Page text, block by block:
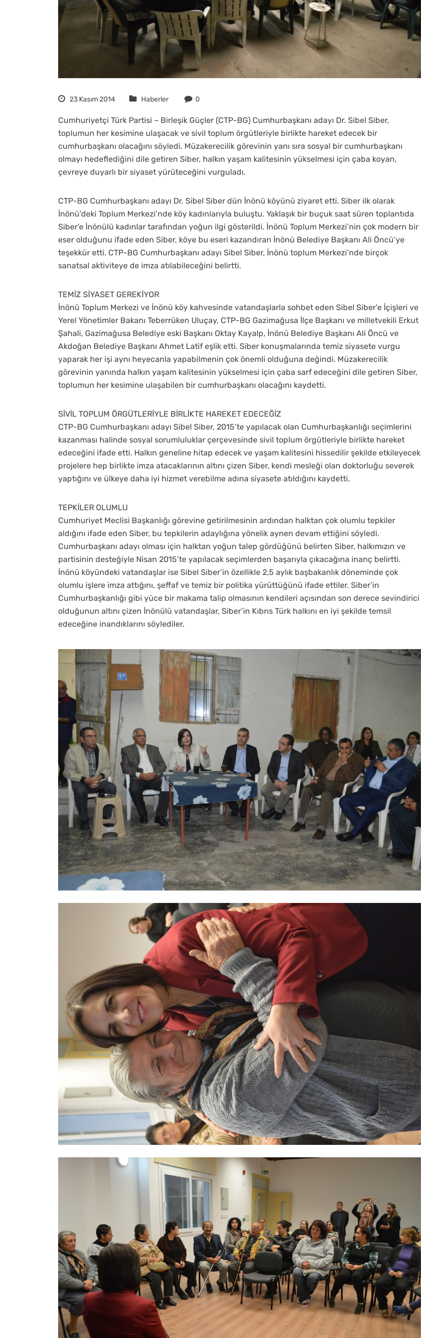
23 Kasım 2014 Haberler 0
Cumhuriyetçi Türk Partisi – Birleşik Güçler (CTP-BG) Cumhurbaşkanı adayı Dr. Sibel Siber,
toplumun her kesimine ulaşacak ve sivil toplum örgütleriyle birlikte hareket edecek bir
cumhurbaşkanı olacağını söyledi. Müzakerecilik görevinin yanı sıra sosyal bir cumhurbaşkanı
olmayı hedeflediğini dile getiren Siber, halkın yaşam kalitesinin yükselmesi için çaba koyan,
çevreye duyarlı bir siyaset yürüteceğini vurguladı.
CTP-BG Cumhurbaşkanı adayı Dr. Sibel Siber dün İnönü köyünü ziyaret etti. Siber ilk olarak
İnönü’deki Toplum Merkezi’nde köy kadınlarıyla buluştu. Yaklaşık bir buçuk saat süren toplantıda
Siber’e İnönülü kadınlar tarafından yoğun ilgi gösterildi. İnönü Toplum Merkezi’nin çok modern bir
eser olduğunu ifade eden Siber, köye bu eseri kazandıran İnönü Belediye Başkanı Ali Öncü’ye
teşekkür etti. CTP-BG Cumhurbaşkanı adayı Sibel Siber, İnönü toplum Merkezi’nde birçok
sanatsal aktiviteye de imza atılabileceğini belirtti.
TEMİZ SİYASET GEREKİYOR
İnönü Toplum Merkezi ve İnönü köy kahvesinde vatandaşlarla sohbet eden Sibel Siber’e İçişleri ve
Yerel Yönetimler Bakanı Teberrüken Uluçay, CTP-BG Gazimağusa İlçe Başkanı ve milletvekili Erkut
Şahali, Gazimağusa Belediye eski Başkanı Oktay Kayalp, İnönü Belediye Başkanı Ali Öncü ve
Akdoğan Belediye Başkanı Ahmet Latif eşlik etti. Siber konuşmalarında temiz siyasete vurgu
yaparak her işi aynı heyecanla yapabilmenin çok önemli olduğuna değindi. Müzakerecilik
görevinin yanında halkın yaşam kalitesinin yükselmesi için çaba sarf edeceğini dile getiren Siber,
toplumun her kesimine ulaşabilen bir cumhurbaşkanı olacağını kaydetti.
SİVİL TOPLUM ÖRGÜTLERİYLE BİRLİKTE HAREKET EDECEĞİZ
CTP-BG Cumhurbaşkanı adayı Sibel Siber, 2015’te yapılacak olan Cumhurbaşkanlığı seçimlerini
kazanması halinde sosyal sorumluluklar çerçevesinde sivil toplum örgütleriyle birlikte hareket
edeceğini ifade etti. Halkın geneline hitap edecek ve yaşam kalitesini hissedilir şekilde etkileyecek
projelere hep birlikte imza atacaklarının altını çizen Siber, kendi mesleği olan doktorluğu severek
yaptığını ve ülkeye daha iyi hizmet verebilme adına siyasete atıldığını kaydetti.
TEPKİLER OLUMLU
Cumhuriyet Meclisi Başkanlığı görevine getirilmesinin ardından halktan çok olumlu tepkiler
aldığını ifade eden Siber, bu tepkilerin adaylığına yönelik aynen devam ettiğini söyledi.
Cumhurbaşkanı adayı olması için halktan yoğun talep gördüğünü belirten Siber, halkımızın ve
partisinin desteğiyle Nisan 2015’te yapılacak seçimlerden başarıyla çıkacağına inanç belirtti.
İnönü köyündeki vatandaşlar ise Sibel Siber’in özellikle 2,5 aylık başbakanlık döneminde çok
olumlu işlere imza attığını, şeffaf ve temiz bir politika yürüttüğünü ifade ettiler. Siber’in
Cumhurbaşkanlığı gibi yüce bir makama talip olmasının kendileri açısından son derece sevindirici
olduğunun altını çizen İnönülü vatandaşlar, Siber’in Kıbrıs Türk halkını en iyi şekilde temsil
edeceğine inandıklarını söylediler.